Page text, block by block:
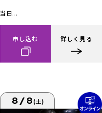
当日...
申し込む 詳しく見る
8/8(土)